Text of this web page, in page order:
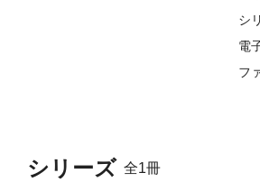
シリーズ 全1冊
シ
電
フ